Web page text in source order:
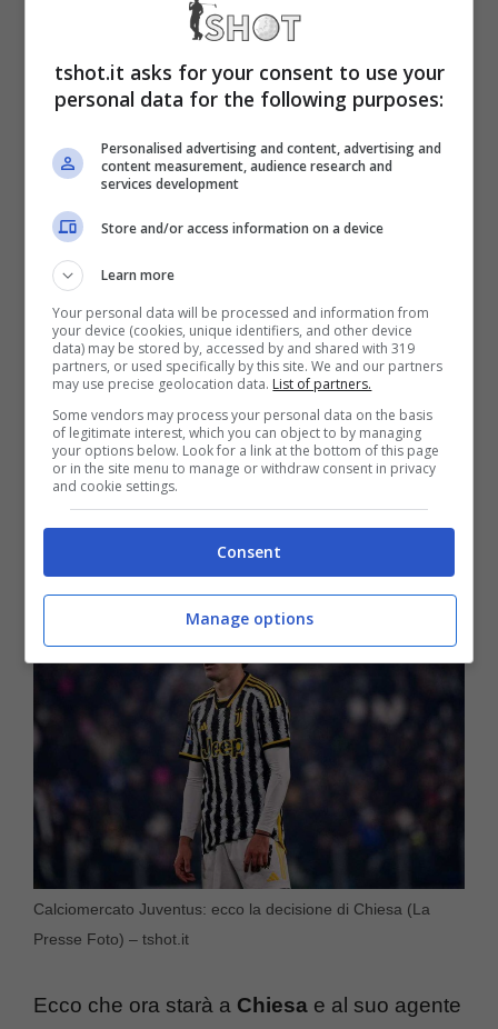
anni fa e anche uno stipendio da
6 milionia stagione. Un colpo di scena che
nessuno si sarebbe mai immaginato.
Calciomercato Juventus:
Chiesa fatto fuori, la sua
scelta
Perché nel nuovo progetto di Thiago Motta
allaJuveil calciatore non ha nemmeno
avuto l’occasione di mettersi in mostra in
qualche allenamento, che è subito stato
messo alla porta in maniera ufficiale da parte
Calciomercato Juventus: ecco la decisione di Chiesa (La
Presse Foto) – tshot.it
Ecco che ora starà a Chiesa e al suo agente
tshot.it asks for your consent to use your
personal data for the following purposes:
Personalised advertising and content, advertising and
content measurement, audience research and
services development
Store and/or access information on a device
Learn more
Your personal data will be processed and information from
your device (cookies, unique identifiers, and other device
data) may be stored by, accessed by and shared with 319
partners, or used specifically by this site. We and our partners
may use precise geolocation data. List of partners.
Some vendors may process your personal data on the basis
of legitimate interest, which you can object to by managing
your options below. Look for a link at the bottom of this page
or in the site menu to manage or withdraw consent in privacy
and cookie settings.
Consent
Manage options